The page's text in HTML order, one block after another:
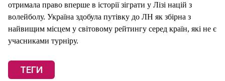
отримала право вперше в історії зіграти у Лізі націй з
волейболу. Україна здобула путівку до ЛН як збірна з
найвищим місцем у світовому рейтингу серед країн, які не є
учасниками турніру.
ТЕГИ